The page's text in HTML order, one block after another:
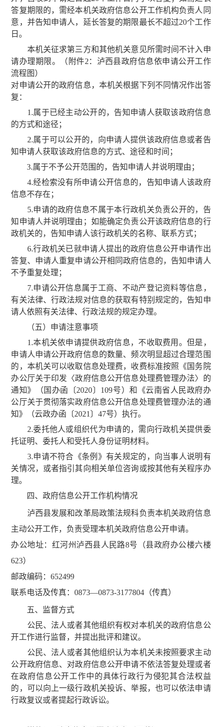
答复期限的，需经本机关政府信息公开工作机构负责人同
意，并告知申请人，延长答复的期限最长不超过20个工作
日。
本机关征求第三方和其他机关意见所需时间不计入申
请办理期限。（附件2：泸西县政府信息依申请公开工作
流程图）
对申请公开的政府信息，本机关根据下列不同情况作出答
复：
1.属于已经主动公开的，告知申请人获取该政府信息
的方式和途径；
2.属于可以公开的，向申请人提供该政府信息或者告
知申请人获取该政府信息的方式、途径和时间；
3.属于不予公开范围的，告知申请人并说明理由；
4.经检索没有所申请公开信息的，告知申请人该政府
信息不存在；
5.申请的政府信息不属于本行政机关负责公开的，告
知申请人并说明理由；如能确定负责公开该政府信息的行
政机关的，告知申请人该行政机关的名称、联系方式；
6.行政机关已就申请人提出的政府信息公开申请作出
答复、申请人重复申请公开相同政府信息的，告知申请人
不予重复处理；
7.申请公开信息属于工商、不动产登记资料等信息，
有关法律、行政法规对信息的获取有特别规定的，告知申
请人依照有关法律、行政法规的规定办理。
（五）申请注意事项
1.本机关依申请提供政府信息，不收取费用。但是，
申请人申请公开政府信息的数量、频次明显超过合理范围
的，本机关可以收取信息处理费，收费标准按照《国务院
办公厅关于印发〈政府信息公开信息处理费管理办法〉的
通知》（国办函〔2020〕109号）和《云南省人民政府办
公厅关于贯彻落实政府信息公开信息处理费管理办法的通
知》（云政办函〔2021〕47号）执行。
2.委托他人或组织代为申请的，需向行政机关提供委
托证明、委托人和受托人身份证明材料。
3.申请不符合《条例》有关规定的，向当事人说明有
关情况，或者指引其向相关单位咨询或按其他有关程序办
理。
四、政府信息公开工作机构情况
泸西县发展和改革局政策法规科负责本机关政府信息
主动公开工作，负责受理本机关政府信息公开申请。
办公地址：红河州泸西县人民路8号（县政府办公楼六楼
623）
邮政编码：652499
联系电话及传真：0873—0873-3177804（传真）
五、监督方式
公民、法人或者其他组织有权对本机关的政府信息公
开工作进行监督，并提出批评和建议。
公民、法人或者其他组织认为本机关未按照要求主动
公开政府信息、对政府信息公开申请不依法答复处理或者
在政府信息公开工作中的具体行政行为侵犯其合法权益
的，可以向上一级行政机关投诉、举报，也可以依法申请
行政复议或者提起行政诉讼。